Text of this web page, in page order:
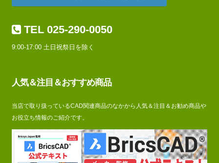
TEL 025-290-0050
9:00-17:00 土日祝祭日を除く
人気＆注目＆おすすめ商品
当店で取り扱っているCAD関連商品のなかから人気＆注目＆お勧め商品や
お役立ち情報のご紹介です。